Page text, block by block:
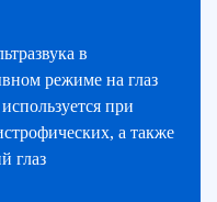
в
режиме на глаз
при
а также
глаз